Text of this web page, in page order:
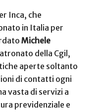
Inca, che
in Italia per
Michele
della Cgil,
aperte soltanto
di contatti ogni
vasta di servizi a
previdenziale e